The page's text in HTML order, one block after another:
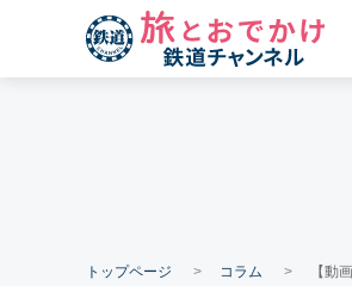
トップページ コラム 【動